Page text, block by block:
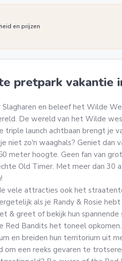
het attractiepark
vlug weer terug. Kids
en prijzen
pretpark vakantie
Slagharen en beleef het Wilde
De wereld van het Wilde
triple launch achtbaan brengt je
niet zo'n waaghals? Geniet dan
meter hoogte. Geen fan van
Old Timer. Met meer dan 30
vele attracties ook het
als je Randy & Rosie
& greet of bekijk hun
Red Bandits het toneel
en breiden hun territorium uit
om een reeks gevaren te